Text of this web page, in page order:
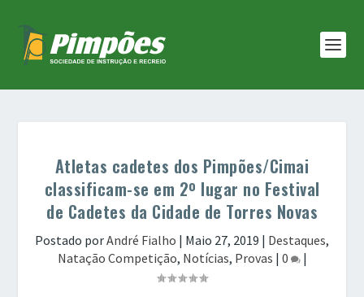
Atletas cadetes dos Pimpões/Cimai
classificam-se em 2º lugar no Festival
de Cadetes da Cidade de Torres Novas
Postado porAndré Fialho | Maio 27, 2019 | Destaques,
Natação Competição, Notícias, Provas | 0 |